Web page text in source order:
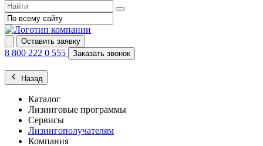
Оставить заявку
8 800 222 0 555 Заказать звонок
Назад
Каталог
Лизинговые программы
Сервисы
Лизингополучателям
Компания